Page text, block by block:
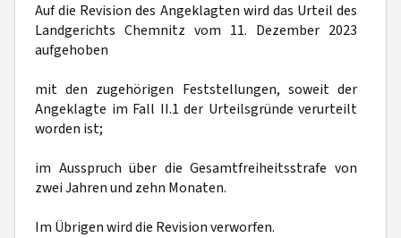
Auf die Revision des Angeklagten wird das Urteil des
Landgerichts Chemnitz vom 11. Dezember 2023
aufgehoben
mit den zugehörigen Feststellungen, soweit der
Angeklagte im Fall II.1 der Urteilsgründe verurteilt
worden ist;
im Ausspruch über die Gesamtfreiheitsstrafe von
zwei Jahren und zehn Monaten.
Im Übrigen wird die Revision verworfen.